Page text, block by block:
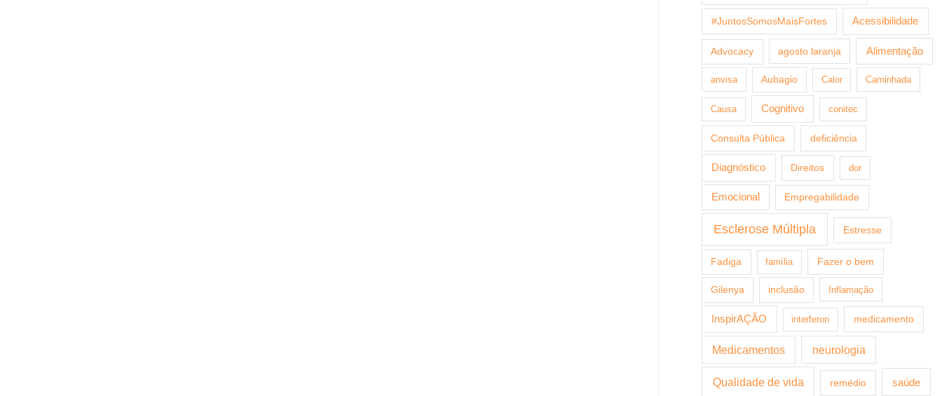
#JuntosSomosMaisFortes Acessibilidade
Advocacy agosto laranja Alimentação
anvisa Aubagio Calor Caminhada
Causa Cognitivo conitec
Consulta Pública deficiência
Diagnóstico Direitos dor
Emocional Empregabilidade
Esclerose Múltipla Estresse
Fadiga família Fazer o bem
Gilenya inclusão Inflamação
InspirAÇÃO interferon medicamento
Medicamentos neurologia
Qualidade de vida remédio saúde